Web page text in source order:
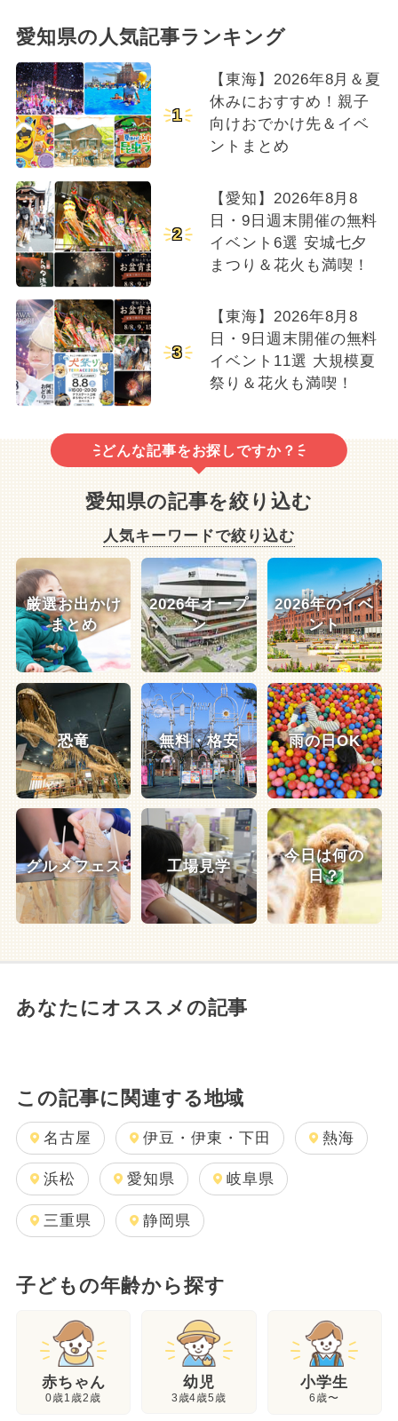
愛知県の人気記事ランキング
1
【東海】2026年8月＆夏
休みにおすすめ！親子
向けおでかけ先＆イベ
ントまとめ
2
【愛知】2026年8月8
日・9日週末開催の無料
イベント6選 安城七夕
まつり＆花火も満喫！
3
【東海】2026年8月8
日・9日週末開催の無料
イベント11選 大規模夏
祭り＆花火も満喫！
どんな記事をお探しですか？
愛知県の記事を絞り込む
人気キーワードで絞り込む
厳選お出かけ
まとめ
2026年オープ
ン
2026年のイベ
ント
恐竜 無料・格安 雨の日OK
グルメフェス 工場見学
今日は何の
日？
あなたにオススメの記事
この記事に関連する地域
名古屋 伊豆・伊東・下田 熱海
浜松 愛知県 岐阜県
三重県 静岡県
子どもの年齢から探す
赤ちゃん
0歳1歳2歳
幼児
3歳4歳5歳
小学生
6歳〜